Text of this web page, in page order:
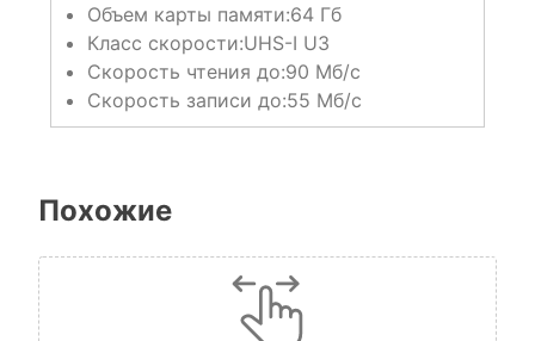
Объем карты памяти:64 Гб
Класс скорости:UHS-I U3
Скорость чтения до:90 Мб/с
Скорость записи до:55 Мб/с
Похожие